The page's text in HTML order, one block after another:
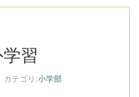
習
カテゴリ:小学部